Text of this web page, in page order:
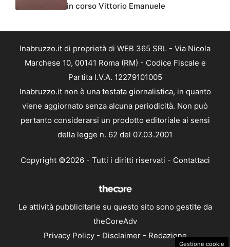
in corso Vittorio Emanuele
Inabruzzo.it di proprietà di WEB 365 SRL - Via Nicola
Marchese 10, 00141 Roma (RM) - Codice Fiscale e
Partita I.V.A. 12279101005
Inabruzzo.it non è una testata giornalistica, in quanto
viene aggiornato senza alcuna periodicità. Non può
pertanto considerarsi un prodotto editoriale ai sensi
della legge n. 62 del 07.03.2001
Copyright ©2026 - Tutti i diritti riservati - Contattaci
Le attività pubblicitarie su questo sito sono gestite da
theCoreAdv
Privacy Policy- Disclaimer- Redazione
Gestione cookie